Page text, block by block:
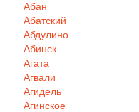
Абан
Абатский
Абдулино
Абинск
Агата
Агвали
Агидель
Агинское